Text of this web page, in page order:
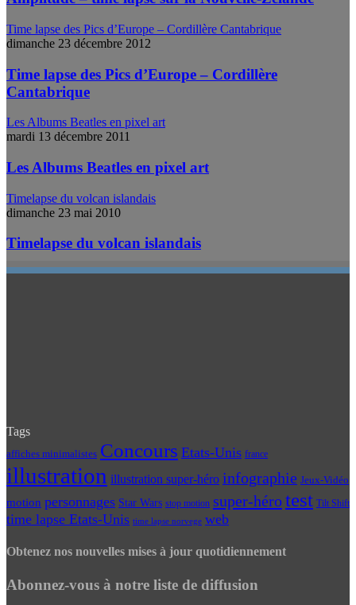
Time lapse des Pics d’Europe – Cordillère Cantabrique
dimanche 23 décembre 2012
Time lapse des Pics d’Europe – Cordillère
Cantabrique
Les Albums Beatles en pixel art
mardi 13 décembre 2011
Les Albums Beatles en pixel art
Timelapse du volcan islandais
dimanche 23 mai 2010
Timelapse du volcan islandais
Tags
affiches minimalistes Concours Etats-Unis france
illustration illustration super-héro infographie Jeux-Vidéo
motion personnages Star Wars stop motion super-hérotest Tilt Shift
time lapse Etats-Unis time lapse norvege web
Obtenez nos nouvelles mises à jour quotidiennement
Abonnez-vous à notre liste de diffusion